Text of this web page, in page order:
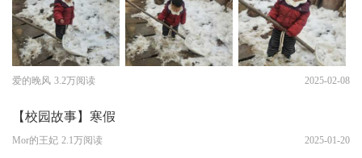
爱的晚风 3.2万阅读 2025-02-08
【校园故事】寒假
Mor的王妃 2.1万阅读 2025-01-20